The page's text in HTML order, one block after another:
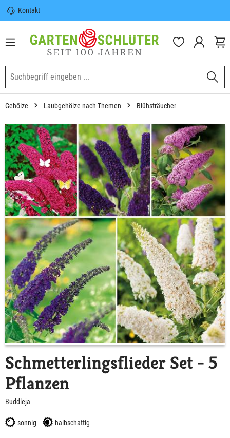
springen
Kontakt
Sicherer Versand | Versandkostenfrei
(DE) ab 100€
Garten-Schlüter Anwachsgarantie
Gehölze Laubgehölze nach Themen Blühsträucher
Schmetterlingsflieder Set - 5
Pflanzen
Buddleja
sonnig halbschattig